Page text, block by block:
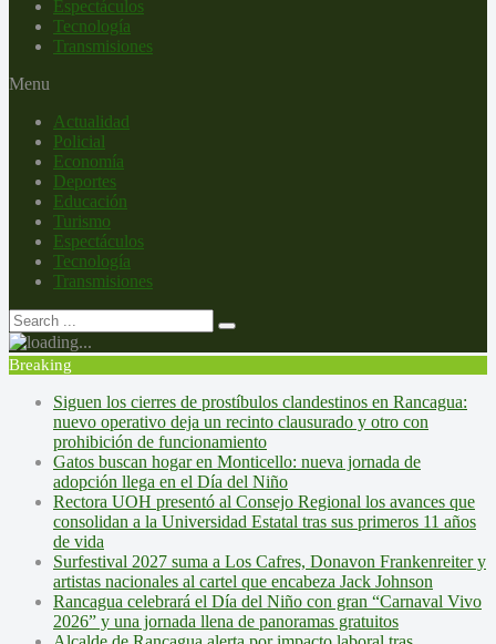
Espectáculos
Tecnología
Transmisiones
Menu
Actualidad
Policial
Economía
Deportes
Educación
Turismo
Espectáculos
Tecnología
Transmisiones
Breaking
Siguen los cierres de prostíbulos clandestinos en Rancagua:
nuevo operativo deja un recinto clausurado y otro con
prohibición de funcionamiento
Gatos buscan hogar en Monticello: nueva jornada de
adopción llega en el Día del Niño
Rectora UOH presentó al Consejo Regional los avances que
consolidan a la Universidad Estatal tras sus primeros 11 años
de vida
Surfestival 2027 suma a Los Cafres, Donavon Frankenreiter y
artistas nacionales al cartel que encabeza Jack Johnson
Rancagua celebrará el Día del Niño con gran “Carnaval Vivo
2026” y una jornada llena de panoramas gratuitos